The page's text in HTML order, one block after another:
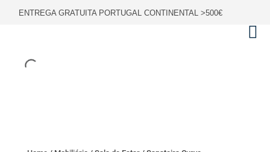
ENTREGA GRATUITA PORTUGAL CONTINENTAL >500€